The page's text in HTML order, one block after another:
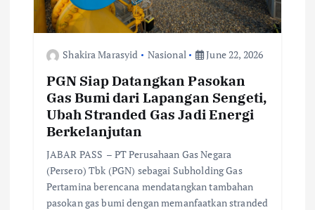
Shakira Marasyid Nasional June 22, 2026
PGN Siap Datangkan Pasokan
Gas Bumi dari Lapangan Sengeti,
Ubah Stranded Gas Jadi Energi
Berkelanjutan
JABAR PASS – PT Perusahaan Gas Negara
(Persero) Tbk (PGN) sebagai Subholding Gas
Pertamina berencana mendatangkan tambahan
pasokan gas bumi dengan memanfaatkan stranded